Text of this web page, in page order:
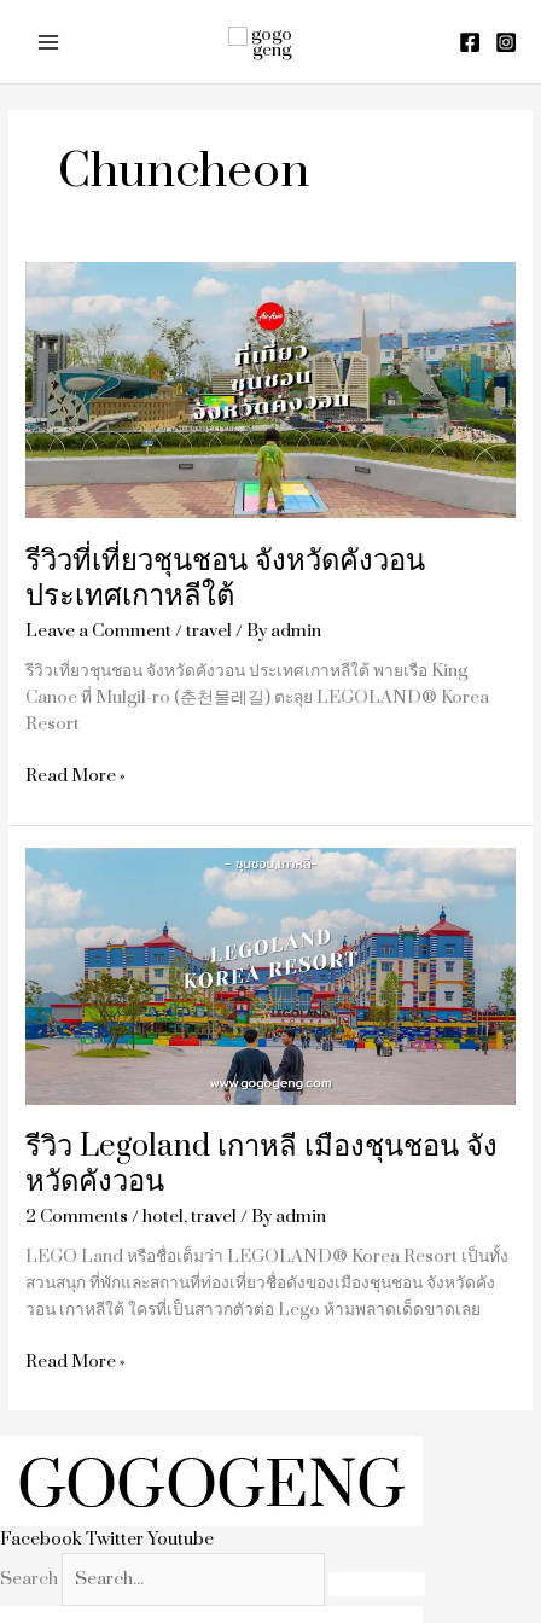
Chuncheon
รีวิวที่เที่ยวชุนชอน จังหวัดคังวอน
ประเทศเกาหลีใต้
Leave a Comment/travel/ Byadmin
รีวิวเที่ยวชุนชอน จังหวัดคังวอน ประเทศเกาหลีใต้ พายเรือ King
Canoe ที่ Mulgil-ro (춘천물레길) ตะลุย LEGOLAND® Korea
Resort
รีวิว
ที่
เที่ยว
ชุน
ชอน
จัง
หวัด
คัง
วอน
ประเทศ
เกาหลีใต้
Read More »
รีวิว Legoland เกาหลี เมืองชุนชอน จัง
หวัดคังวอน
2 Comments /hotel,travel/ Byadmin
LEGO Land หรือชื่อเต็มว่า LEGOLAND® Korea Resort เป็นทั้ง
สวนสนุก ที่พักและสถานที่ท่องเที่ยวชื่อดังของเมืองชุนชอน จังหวัดคัง
วอน เกาหลีใต้ ใครที่เป็นสาวกตัวต่อ Lego ห้ามพลาดเด็ดขาดเลย
รีวิว
Legoland
เกาหลี
เมือง
ชุน
ชอน
จัง
หวัด
Read More »
FacebookTwitterYoutube
Search